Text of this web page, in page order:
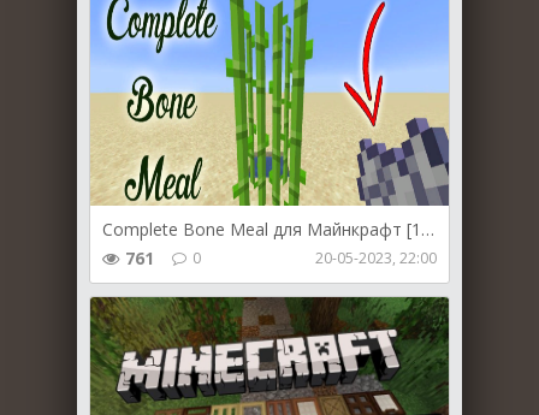
Complete Bone Meal для Майнкрафт [1.19.4, 1.19.2, 1.18.2]
761
0 20-05-2023, 22:00